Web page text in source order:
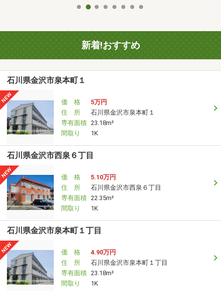
新着!おすすめ
石川県金沢市泉本町１
価 格
5万円
住 所
石川県金沢市泉本町１
専有面積 23.18m²
間取り
1K
石川県金沢市西泉６丁目
価 格
5.10万円
住 所
石川県金沢市西泉６丁目
専有面積 22.35m²
間取り
1K
石川県金沢市泉本町１丁目
価 格
4.90万円
住 所
石川県金沢市泉本町１丁目
専有面積 23.18m²
間取り
1K